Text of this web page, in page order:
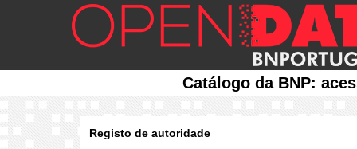
Catálogo da BNP:
Registo de autoridade